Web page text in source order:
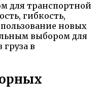
для транспортной
гибкость,
новых
выбором для
в